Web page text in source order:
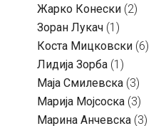
Жарко Конески (2)
Зоран Лукач (1)
Коста Мицковски (6)
Лидија Зорба (1)
Маја Смилевска (3)
Марија Мојсоска (3)
Марина Анчевска (3)